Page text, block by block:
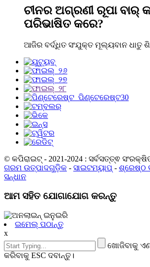
ଚୀନର ଅଗ୍ରଣୀ ରୂପା ବାର୍
ପରିଭାଷିତ କରେ?
ଆଜିର ବର୍ଦ୍ଧିତ ସଂଯୁକ୍ତ ମୂଲ୍ୟବାନ ଧାତୁ
© କପିରାଇଟ୍ - 2021-2024 : ସର୍ବସତ୍ତ୍ଵ
ଗରମ ଉତ୍ପାଦଗୁଡ଼ିକ - ସାଇଟମ୍ୟାପ୍ - ଶ୍ରେଷ୍ଠ
ସନ୍ଧାନ
ଆମ ସହିତ ଯୋଗାଯୋଗ କରନ୍ତୁ
ଇମେଲ୍ ପଠାନ୍ତୁ
x
ଖୋଜିବାକୁ
କରିବାକୁ ESC ଦବାନ୍ତୁ।